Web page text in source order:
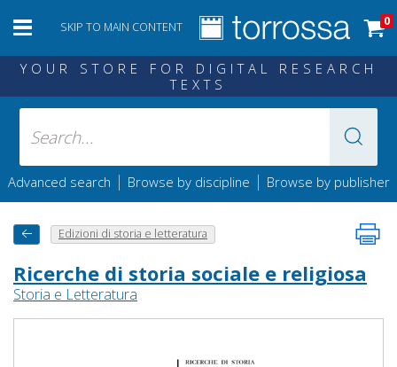
SKIP TO MAIN CONTENT 0
YOUR STORE FOR DIGITAL RESEARCH
TEXTS
Advanced search | Browse by discipline | Browse by publisher
Edizioni di storia e letteratura
Ricerche di storia sociale e religiosa
Storia e Letteratura